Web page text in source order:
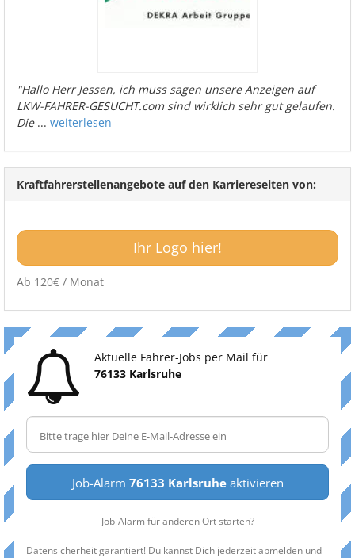
"Hallo Herr Jessen, ich muss sagen unsere Anzeigen auf
LKW-FAHRER-GESUCHT.com sind wirklich sehr gut gelaufen.
Die... weiterlesen
Kraftfahrerstellenangebote auf den Karriereseiten von:
Ihr Logo hier!
Ab 120€ / Monat
Aktuelle Fahrer-Jobs per Mail für
76133 Karlsruhe
Job-Alarm 76133 Karlsruheaktivieren
Job-Alarm für anderen Ort starten?
Datensicherheit garantiert! Du kannst Dich jederzeit abmelden und